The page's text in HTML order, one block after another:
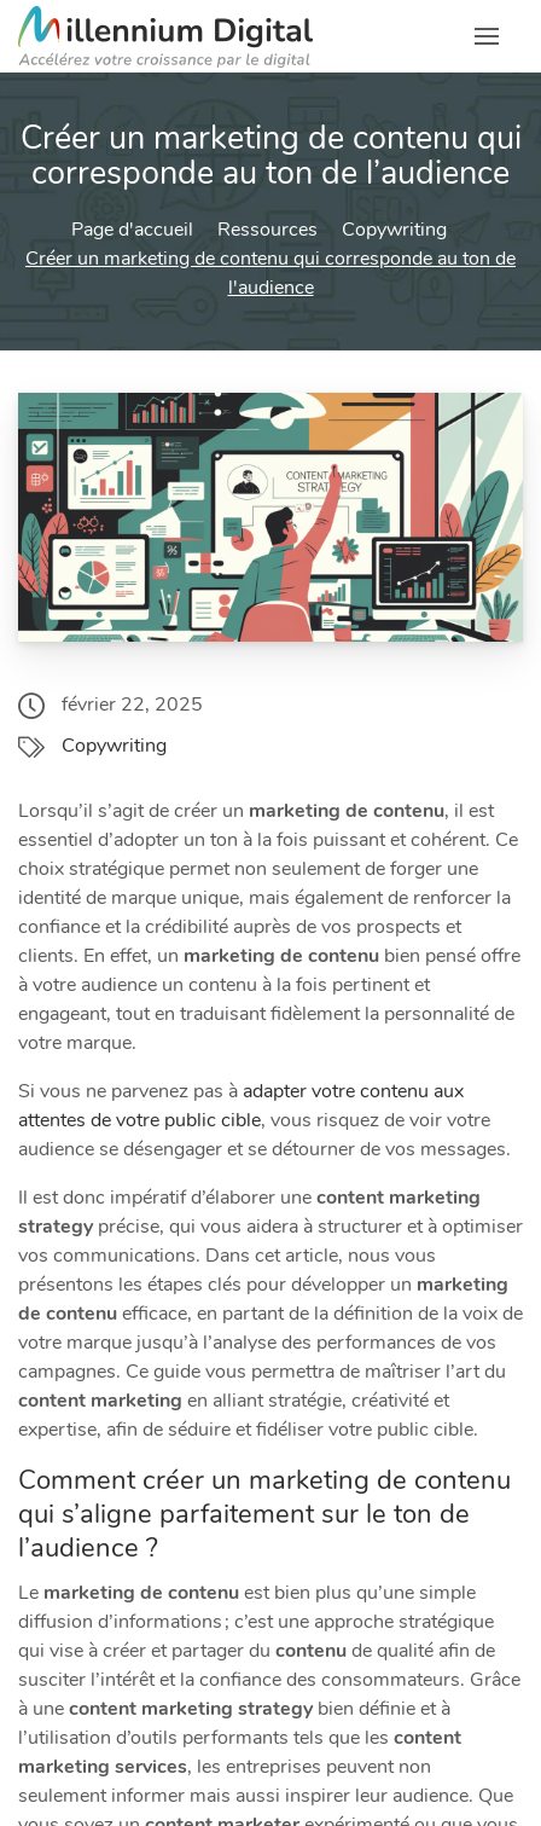
Créer un marketing de contenu qui
corresponde au ton de l’audience
Page d'accueil Ressources
Copywriting
Créer un marketing de contenu qui corresponde au ton de
l'audience
février 22, 2025
Copywriting
Lorsqu’il s’agit de créer un marketing de contenu, il est
essentiel d’adopter un ton à la fois puissant et cohérent. Ce
choix stratégique permet non seulement de forger une
identité de marque unique, mais également de renforcer la
confiance et la crédibilité auprès de vos prospects et
clients. En effet, un marketing de contenu bien pensé offre
à votre audience un contenu à la fois pertinent et
engageant, tout en traduisant fidèlement la personnalité de
votre marque.
Si vous ne parvenez pas à adapter votre contenu aux
attentes de votre public cible, vous risquez de voir votre
audience se désengager et se détourner de vos messages.
Il est donc impératif d’élaborer unecontent marketing
strategy précise, qui vous aidera à structurer et à optimiser
vos communications. Dans cet article, nous vous
présentons les étapes clés pour développer un marketing
de contenuefficace, en partant de la définition de la voix de
votre marque jusqu’à l’analyse des performances de vos
campagnes. Ce guide vous permettra de maîtriser l’art du
content marketing en alliant stratégie, créativité et
expertise, afin de séduire et fidéliser votre public cible.
Comment créer un marketing de contenu
qui s’aligne parfaitement sur le ton de
l’audience ?
Le marketing de contenuest bien plus qu’une simple
diffusion d’informations ; c’est une approche stratégique
qui vise à créer et partager du contenude qualité afin de
susciter l’intérêt et la confiance des consommateurs. Grâce
à unecontent marketing strategy bien définie et à
l’utilisation d’outils performants tels que les content
marketing services, les entreprises peuvent non
seulement informer mais aussi inspirer leur audience. Que